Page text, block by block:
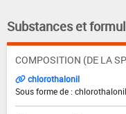
Substances et
COMPOSITION (DE LA
chlorothalonil
Sous forme de :